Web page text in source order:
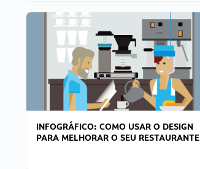
INFOGRÁFICO: COMO USAR O DESIGN
PARA MELHORAR O SEU RESTAURANTE